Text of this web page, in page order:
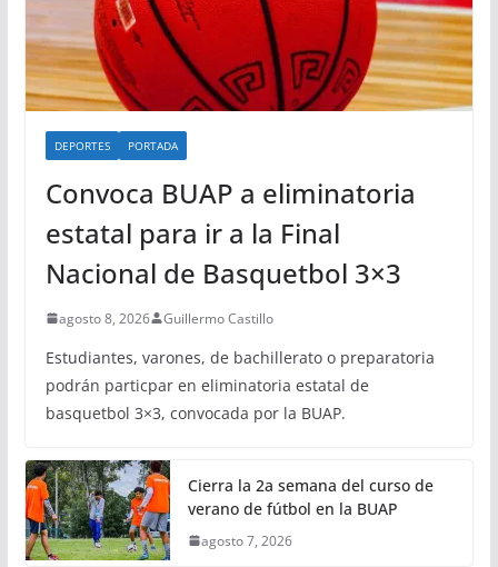
DEPORTES PORTADA
Convoca BUAP a eliminatoria
estatal para ir a la Final
Nacional de Basquetbol 3×3
agosto 8, 2026 Guillermo Castillo
Estudiantes, varones, de bachillerato o preparatoria
podrán particpar en eliminatoria estatal de
basquetbol 3×3, convocada por la BUAP.
Cierra la 2a semana del curso de
verano de fútbol en la BUAP
agosto 7, 2026